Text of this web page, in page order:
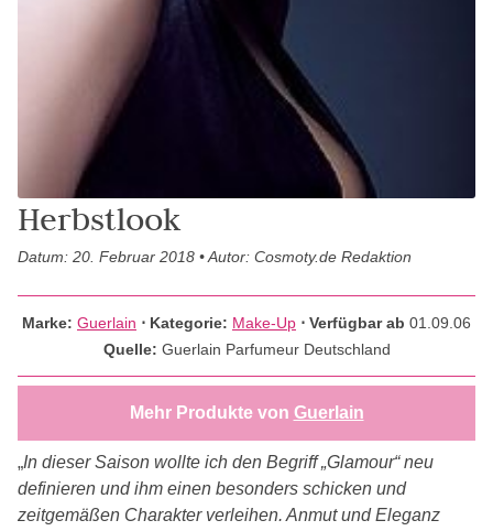
Herbstlook
Datum: 20. Februar 2018 • Autor: Cosmoty.de Redaktion
Marke: Guerlain ⋅ Kategorie: Make-Up ⋅ Verfügbar ab 01.09.06
Quelle: Guerlain Parfumeur Deutschland
Mehr Produkte von Guerlain
„In dieser Saison wollte ich den Begriff „Glamour“ neu
definieren und ihm einen besonders schicken und
zeitgemäßen Charakter verleihen. Anmut und Eleganz